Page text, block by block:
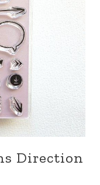
Direction